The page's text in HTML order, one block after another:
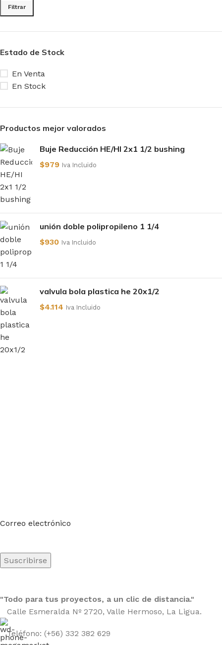
Filtrar
Estado de Stock
En Venta
En Stock
Productos mejor valorados
Buje Reducción HE/HI 2x1 1/2 bushing
$979 Iva Incluido
unión doble polipropileno 1 1/4
$930 Iva Incluido
valvula bola plastica he 20x1/2
$4.114 Iva Incluido
Correo electrónico
"Todo para tus proyectos, a un clic de distancia."
Calle Esmeralda Nº 2720, Valle Hermoso, La Ligua.
Teléfono: (+56) 332 382 629